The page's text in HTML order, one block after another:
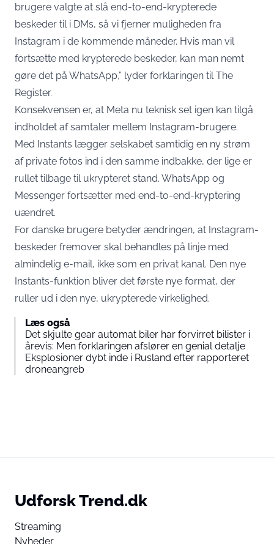
brugere valgte at slå end-to-end-krypterede
beskeder til i DMs, så vi fjerner muligheden fra
Instagram i de kommende måneder. Hvis man vil
fortsætte med krypterede beskeder, kan man nemt
gøre det på WhatsApp,” lyder forklaringen til The
Register.
Konsekvensen er, at Meta nu teknisk set igen kan tilgå
indholdet af samtaler mellem Instagram-brugere.
Med Instants lægger selskabet samtidig en ny strøm
af private fotos ind i den samme indbakke, der lige er
rullet tilbage til ukrypteret stand. WhatsApp og
Messenger fortsætter med end-to-end-kryptering
uændret.
For danske brugere betyder ændringen, at Instagram-
beskeder fremover skal behandles på linje med
almindelig e-mail, ikke som en privat kanal. Den nye
Instants-funktion bliver det første nye format, der
ruller ud i den nye, ukrypterede virkelighed.
Læs også
Det skjulte gear automat biler har forvirret bilister i
årevis: Men forklaringen afslører en genial detalje
Eksplosioner dybt inde i Rusland efter rapporteret
droneangreb
Udforsk Trend.dk
Streaming
Nyheder